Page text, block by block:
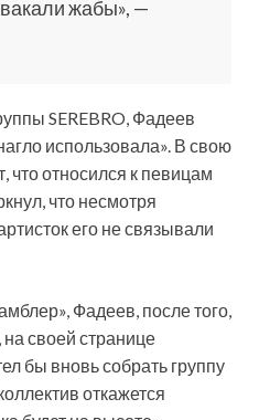
жабы», —
SEREBRO, Фадеев
использовала». В свою
что относился к певицам
что несмотря
его не связывали
Фадеев, после того,
на своей странице
бы вновь собрать группу
откажется